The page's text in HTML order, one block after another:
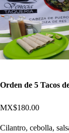
Orden de 5 Tacos
MX$180.00
Cilantro, cebolla,